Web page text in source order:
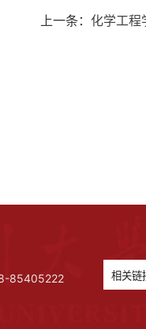
上一条： 化学工程
85405222